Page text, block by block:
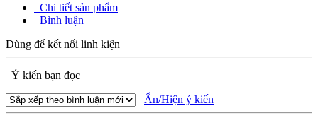
Chi tiết sản phẩm
Bình luận
Dùng để kết nối linh kiện
Ý kiến bạn đọc
Ẩn/Hiện ý kiến